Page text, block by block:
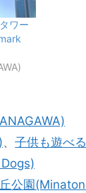
ワー
、子供も遊べ
公園